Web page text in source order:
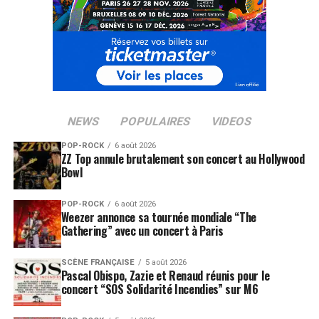
NEWS POPULAIRES VIDEOS
POP-ROCK 6 août 2026
ZZ Top annule brutalement son concert au Hollywood
Bowl
POP-ROCK 6 août 2026
Weezer annonce sa tournée mondiale “The
Gathering” avec un concert à Paris
SCÈNE FRANÇAISE 5 août 2026
Pascal Obispo, Zazie et Renaud réunis pour le
concert “SOS Solidarité Incendies” sur M6